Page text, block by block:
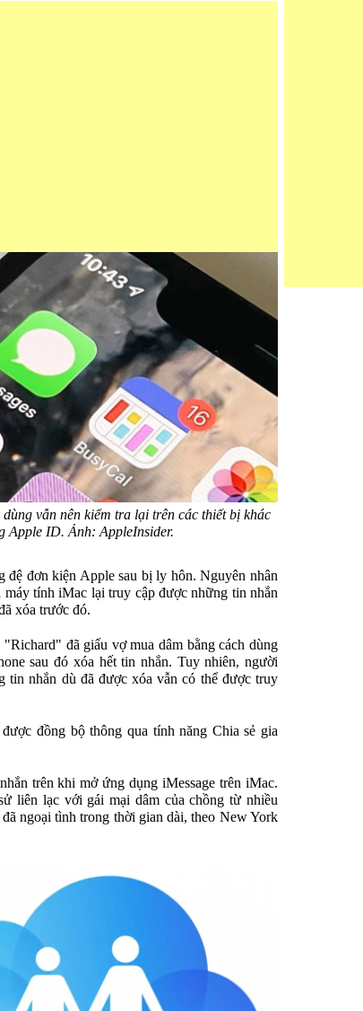
vẫn nên kiểm tra lại trên các thiết bị khác
Apple ID. Ảnh: AppleInsider.
đệ đơn kiện Apple sau bị ly hôn. Nguyên nhân
máy tính iMac lại truy cập được những tin nhắn
xóa trước đó.
đã giấu vợ mua dâm bằng cách dùng
sau đó xóa hết tin nhắn. Tuy nhiên, người
tin nhắn dù đã được xóa vẫn có thể được truy
đồng bộ thông qua tính năng Chia sẻ gia
trên khi mở ứng dụng iMessage trên iMac.
liên lạc với gái mại dâm của chồng từ nhiều
ngoại tình trong thời gian dài, theo New York